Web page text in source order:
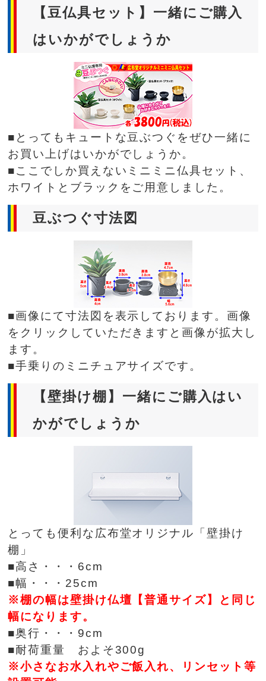
【豆仏具セット】一緒にご購入
はいかがでしょうか
■とってもキュートな豆ぶつぐをぜひ一緒に
お買い上げはいかがでしょうか。
■ここでしか買えないミニミニ仏具セット、
ホワイトとブラックをご用意しました。
豆ぶつぐ寸法図
■画像にて寸法図を表示しております。画像
をクリックしていただきますと画像が拡大し
ます。
■手乗りのミニチュアサイズです。
【壁掛け棚】一緒にご購入はい
かがでしょうか
とっても便利な広布堂オリジナル「壁掛け
棚」
■高さ・・・6cm
■幅・・・25cm
※棚の幅は壁掛け仏壇【普通サイズ】と同じ
幅になります。
■奥行・・・9cm
■耐荷重量 およそ300g
※小さなお水入れやご飯入れ、リンセット等